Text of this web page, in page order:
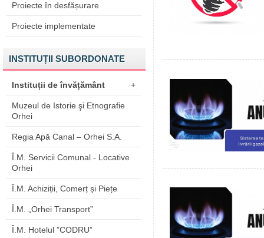
Proiecte în desfășurare
Proiecte implementate
INSTITUȚII SUBORDONATE
Instituții de învățământ +
Muzeul de Istorie şi Etnografie
Orhei
Regia Apă Canal – Orhei S.A.
Î.M. Servicii Comunal - Locative
Orhei
Î.M. Achiziții, Comerț și Piețe
Î.M. „Orhei Transport”
Î.M. Hotelul ”CODRU”